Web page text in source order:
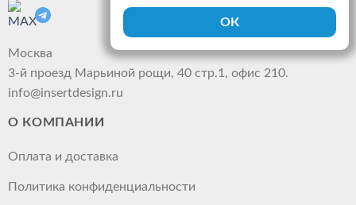
Москва
3-й проезд Марьиной рощи, 40 стр.1, офис 210.
info@insertdesign.ru
О КОМПАНИИ
Оплата и доставка
Политика конфиденциальности